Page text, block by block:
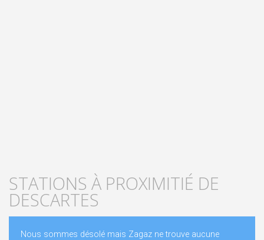
STATIONS À PROXIMITIÉ DE
DESCARTES
Nous sommes désolé mais Zagaz ne trouve aucune